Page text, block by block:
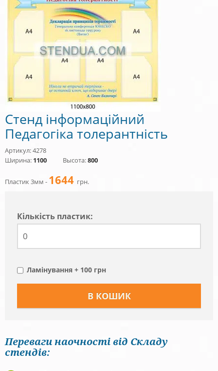
Стенд інформаційний
Педагогіка толерантність
Артикул: 4278
Ширина: 1100 Высота:800
Пластик 3мм - 1644 грн.
Кiлькiсть пластик:
Ламінування + 100 грн
Переваги наочності від Складу
стендів: